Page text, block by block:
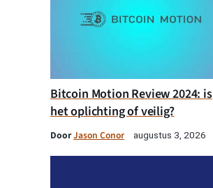
Bitcoin Motion Review 2024: is
het oplichting of veilig?
DoorJason Conor augustus 3, 2026